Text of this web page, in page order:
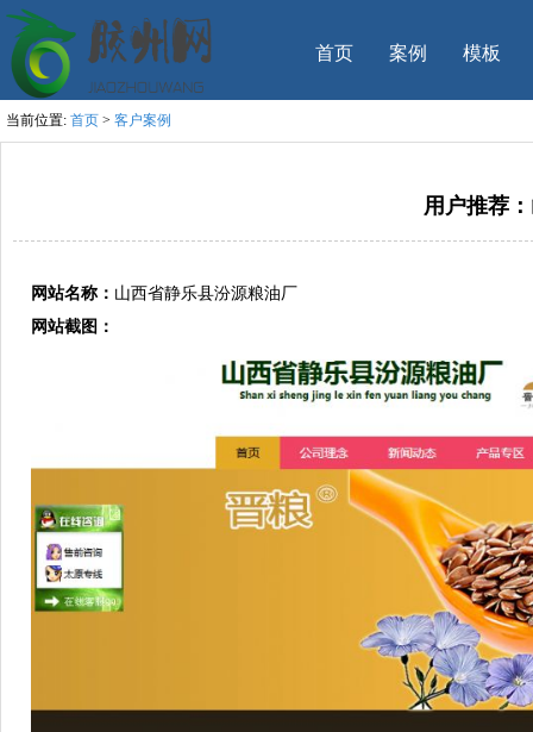
首页 案例 模板
当前位置: 首页 > 客户案例
用户推荐
网站名称： 山西省静乐县汾源粮油厂
网站截图：